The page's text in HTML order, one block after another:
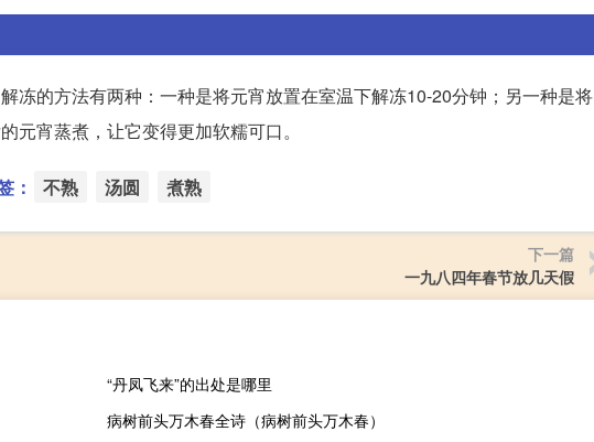
冻的方法有两种：一种是将元宵放置在室温下解冻10-20分钟；另一种是将
元宵蒸煮，让它变得更加软糯可口。
： 不熟 汤圆 煮熟
下一篇
一九八四年春节放几天假
“丹凤飞来”的出处是哪里
病树前头万木春全诗（病树前头万木春）